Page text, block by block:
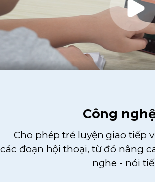
Công
Cho phép trẻ luyện giao tiếp
các đoạn hội thoại, từ đó nâng
nghe - nói